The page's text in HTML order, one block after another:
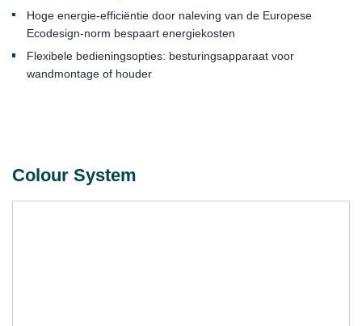
Hoge energie-efficiëntie door naleving van de Europese
Ecodesign-norm bespaart energiekosten
Flexibele bedieningsopties: besturingsapparaat voor
wandmontage of houder
Colour System